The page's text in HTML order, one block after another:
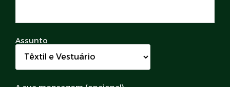
Assunto